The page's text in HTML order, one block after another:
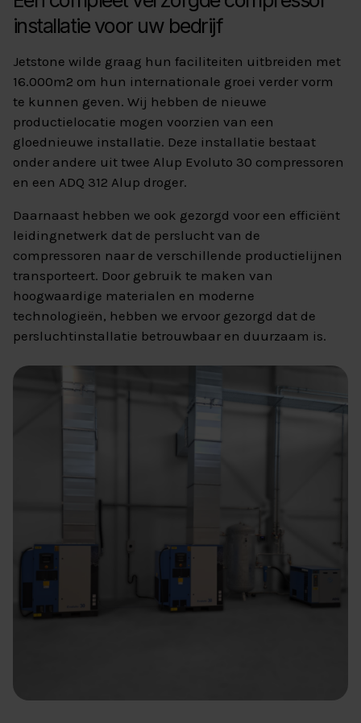
installatie voor uw bedrijf
Jetstone wilde graag hun faciliteiten uitbreiden met
16.000m2 om hun internationale groei verder vorm
te kunnen geven. Wij hebben de nieuwe
productielocatie mogen voorzien van een
gloednieuwe installatie. Deze installatie bestaat
onder andere uit twee Alup Evoluto 30 compressoren
en een ADQ 312 Alup droger.
Daarnaast hebben we ook gezorgd voor een efficiënt
leidingnetwerk dat de perslucht van de
compressoren naar de verschillende productielijnen
transporteert. Door gebruik te maken van
hoogwaardige materialen en moderne
technologieën, hebben we ervoor gezorgd dat de
persluchtinstallatie betrouwbaar en duurzaam is.